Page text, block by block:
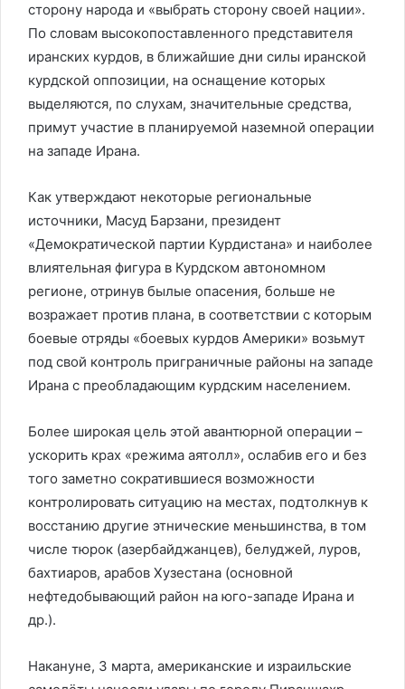
сторону народа и «выбрать сторону своей нации».
По словам высокопоставленного представителя
иранских курдов, в ближайшие дни силы иранской
курдской оппозиции, на оснащение которых
выделяются, по слухам, значительные средства,
примут участие в планируемой наземной операции
на западе Ирана.
Как утверждают некоторые региональные
источники, Масуд Барзани, президент
«Демократической партии Курдистана» и наиболее
влиятельная фигура в Курдском автономном
регионе, отринув былые опасения, больше не
возражает против плана, в соответствии с которым
боевые отряды «боевых курдов Америки» возьмут
под свой контроль приграничные районы на западе
Ирана с преобладающим курдским населением.
Более широкая цель этой авантюрной операции –
ускорить крах «режима аятолл», ослабив его и без
того заметно сократившиеся возможности
контролировать ситуацию на местах, подтолкнув к
восстанию другие этнические меньшинства, в том
числе тюрок (азербайджанцев), белуджей, луров,
бахтиаров, арабов Хузестана (основной
нефтедобывающий район на юго-западе Ирана и
др.).
Накануне, 3 марта, американские и израильские